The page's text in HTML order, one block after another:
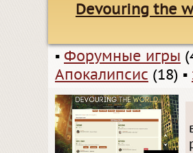
Devouring the
▪ Форумные игры
Апокалипсис (18) ▪